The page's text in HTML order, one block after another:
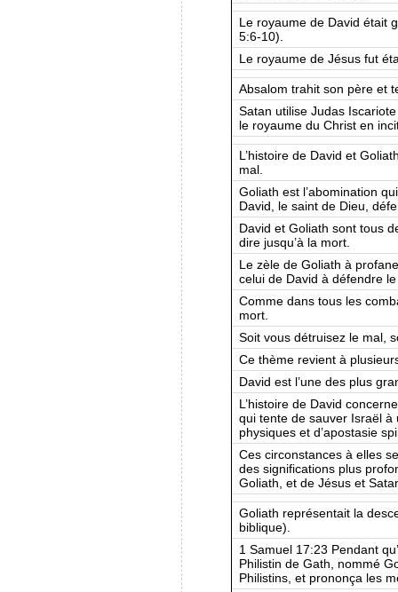
Le royaume de David était
5:6-10).
Le royaume de Jésus fut
Absalom trahit son père et
Satan utilise Judas
le royaume du Christ en
L’histoire de David et
mal.
Goliath est l’abomination
David, le saint de Dieu,
David et Goliath sont tous
dire jusqu’à la mort.
Le zèle de Goliath à
celui de David à défendre le
Comme dans tous les
mort.
Soit vous détruisez le mal,
Ce thème revient à
David est l’une des plus
L’histoire de David
qui tente de sauver Israël
physiques et d’apostasie
Ces circonstances à elles
des significations plus
Goliath, et de Jésus et
Goliath représentait la
biblique).
1 Samuel 17:23 Pendant
Philistin de Gath, nommé
Philistins, et prononça les